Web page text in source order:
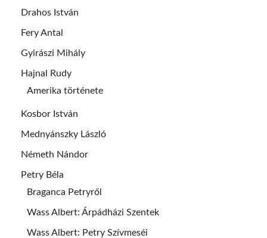
Drahos István
Fery Antal
Gyirászi Mihály
Hajnal Rudy
Amerika története
Kosbor István
Mednyánszky László
Németh Nándor
Petry Béla
Braganca Petryről
Wass Albert: Árpádházi Szentek
Wass Albert: Petry Szívmeséi